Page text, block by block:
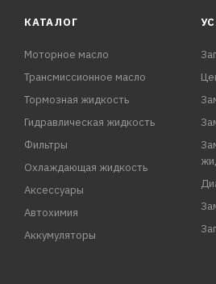
КАТАЛОГ
Моторное масло
Трансмиссионное масло
Тормозная жидкость
Гидравлическая жидкость
Фильтры
Охлаждающая жидкость
Аксессуары
Автохимия
Аккумуляторы